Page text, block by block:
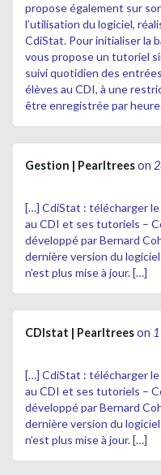
propose également sur
l’utilisation du logiciel,
CdiStat. Pour initialiser la
vous propose un tutoriel
suivi quotidien des
élèves au CDI, à une
être enregistrée par
Gestion | Pearltreeson
[…] CdiStat : télécharger
au CDI et ses tutoriels –
développé par Bernard
dernière version du
n’est plus mise à jour. […]
CDIstat | Pearltreeson
[…] CdiStat : télécharger
au CDI et ses tutoriels –
développé par Bernard
dernière version du
n’est plus mise à jour. […]